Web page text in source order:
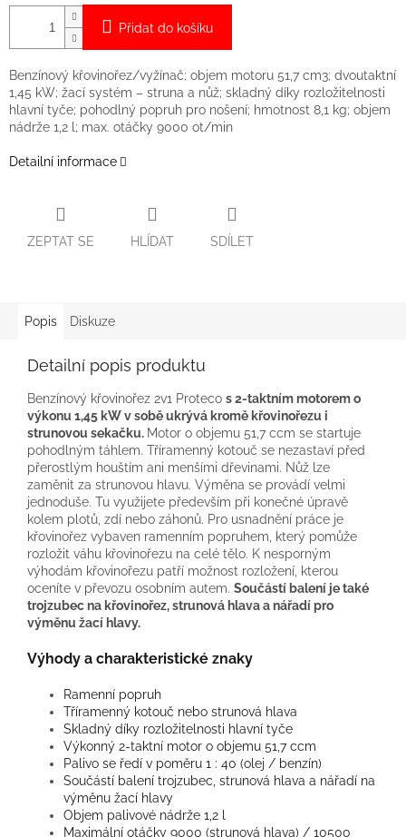
Přidat do košíku
Benzínový křovinořez/vyžínač; objem motoru 51,7 cm3; dvoutaktní
1,45 kW; žací systém – struna a nůž; skladný díky rozložitelnosti
hlavní tyče; pohodlný popruh pro nošení; hmotnost 8,1 kg; objem
nádrže 1,2 l; max. otáčky 9000 ot/min
Detailní informace
ZEPTAT SE HLÍDAT SDÍLET
Popis Diskuze
Detailní popis produktu
Benzínový křovinořez 2v1 Proteco s 2-taktním motorem o
výkonu 1,45 kW v sobě ukrývá kromě křovinořezu i
strunovou sekačku. Motor o objemu 51,7 ccm se startuje
pohodlným táhlem. Tříramenný kotouč se nezastaví před
přerostlým houštím ani menšími dřevinami. Nůž lze
zaměnit za strunovou hlavu. Výměna se provádí velmi
jednoduše. Tu využijete především při konečné úpravě
kolem plotů, zdí nebo záhonů. Pro usnadnění práce je
křovinořez vybaven ramenním popruhem, který pomůže
rozložit váhu křovinořezu na celé tělo. K nesporným
výhodám křovinořezu patří možnost rozložení, kterou
oceníte v převozu osobním autem. Součástí balení je také
trojzubec na křovinořez, strunová hlava a nářadí pro
výměnu žací hlavy.
Výhody a charakteristické znaky
Ramenní popruh
Tříramenný kotouč nebo strunová hlava
Skladný díky rozložitelnosti hlavní tyče
Výkonný 2-taktní motor o objemu 51,7 ccm
Palivo se ředí v poměru 1 : 40 (olej / benzín)
Součástí balení trojzubec, strunová hlava a nářadí na
výměnu žací hlavy
Objem palivové nádrže 1,2 l
Maximální otáčky 9000 (strunová hlava) / 10500